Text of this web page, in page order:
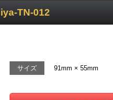
TN-012
サイズ 91mm × 55mm